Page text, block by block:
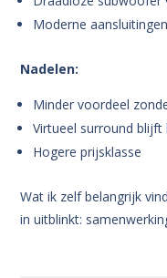
Moderne
Nadelen:
Minder voordeel
Virtueel surround
Hogere prijsklasse
Wat ik zelf belangrijk
in uitblinkt: